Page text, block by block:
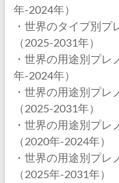
年-2024年）
・世界のタイプ別
（2025-2031年）
・世界の用途別プ
年-2024年）
・世界の用途別プ
（2025-2031年）
・世界の用途別プ
（2020年-2024年）
・世界の用途別プ
（2025年-2031年）